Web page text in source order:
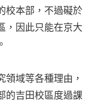
校本部，不過礙於
，因此只能在京大
領域等各種理由，
的吉田校區度過課